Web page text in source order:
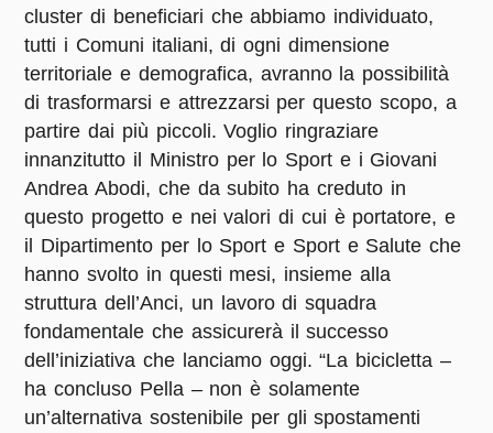
cluster di beneficiari che abbiamo individuato,
tutti i Comuni italiani, di ogni dimensione
territoriale e demografica, avranno la possibilità
di trasformarsi e attrezzarsi per questo scopo, a
partire dai più piccoli. Voglio ringraziare
innanzitutto il Ministro per lo Sport e i Giovani
Andrea Abodi, che da subito ha creduto in
questo progetto e nei valori di cui è portatore, e
il Dipartimento per lo Sport e Sport e Salute che
hanno svolto in questi mesi, insieme alla
struttura dell’Anci, un lavoro di squadra
fondamentale che assicurerà il successo
dell’iniziativa che lanciamo oggi. “La bicicletta –
ha concluso Pella – non è solamente
un’alternativa sostenibile per gli spostamenti